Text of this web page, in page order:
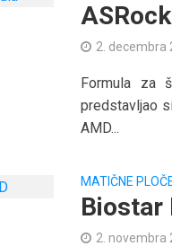
2. decembra
Formula za
predstavljao
AMD...
MATIČNE
Biostar
2. novembra